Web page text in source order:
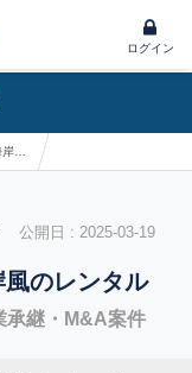
ログイン
公開日 : 2025-03-19
風のレンタル
承継・M&A案件